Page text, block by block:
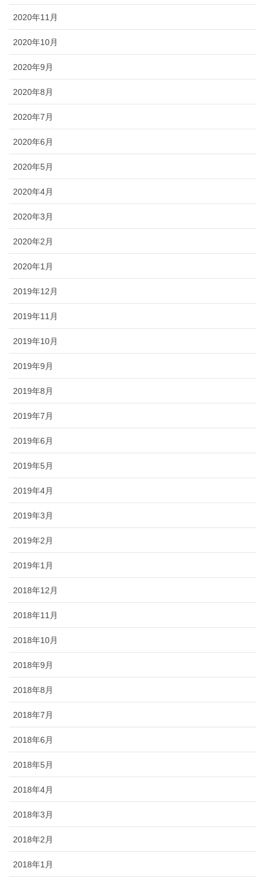
2020年11月
2020年10月
2020年9月
2020年8月
2020年7月
2020年6月
2020年5月
2020年4月
2020年3月
2020年2月
2020年1月
2019年12月
2019年11月
2019年10月
2019年9月
2019年8月
2019年7月
2019年6月
2019年5月
2019年4月
2019年3月
2019年2月
2019年1月
2018年12月
2018年11月
2018年10月
2018年9月
2018年8月
2018年7月
2018年6月
2018年5月
2018年4月
2018年3月
2018年2月
2018年1月